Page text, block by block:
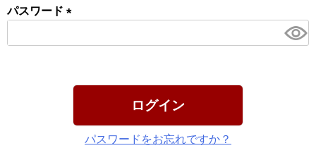
パスワード
須)
ログイン
パスワードをお忘れですか？